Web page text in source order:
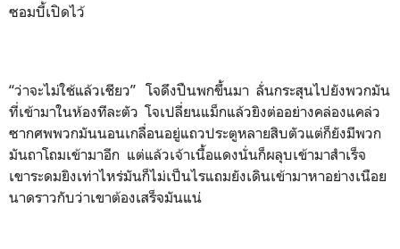
ซอมบี้เปิดไว้
“ว่าจะไม่ใช้แล้วเชียว” โจดึงปืนพกขึ้นมา ลั่นกระสุนไปยังพวกมัน
ที่เข้ามาในห้องทีละตัว โจเปลี่ยนแม็กแล้วยิงต่ออย่างคล่องแคล่ว
ซากศพพวกมันนอนเกลื่อนอยู่แถวประตูหลายสิบตัวแต่ก็ยังมีพวก
มันถาโถมเข้ามาอีก แต่แล้วเจ้าเนื้อแดงนั่นก็ผลุบเข้ามาสำเร็จ
เขาระดมยิงเท่าไหร่มันก็ไม่เป็นไรแถมยังเดินเข้ามาหาอย่างเนือย
นาดราวกับว่าเขาต้องเสร็จมันแน่